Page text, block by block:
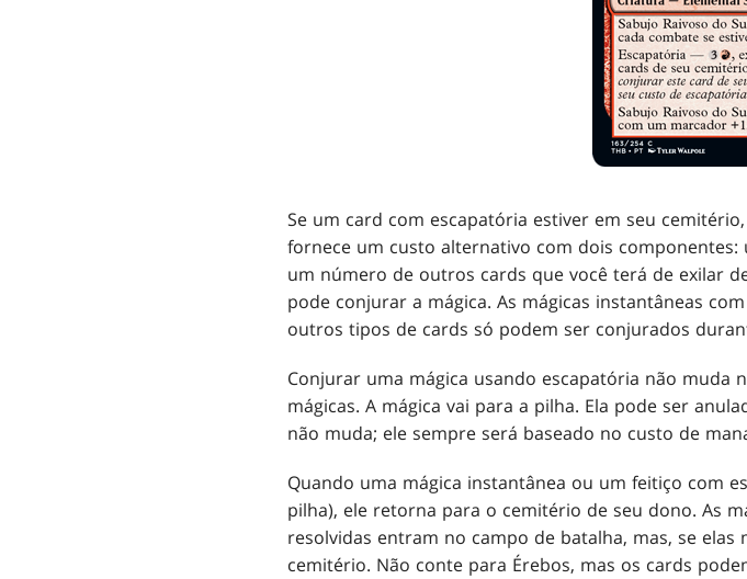
Se um card com escapatória estiver em seu
fornece um custo alternativo com dois
um número de outros cards que você terá de exilar
pode conjurar a mágica. As mágicas instantâneas
outros tipos de cards só podem ser conjurados
Conjurar uma mágica usando escapatória não muda
mágicas. A mágica vai para a pilha. Ela pode ser
não muda; ele sempre será baseado no custo de
Quando uma mágica instantânea ou um feitiço com
pilha), ele retorna para o cemitério de seu dono. As
resolvidas entram no campo de batalha, mas, se
cemitério. Não conte para Érebos, mas os cards